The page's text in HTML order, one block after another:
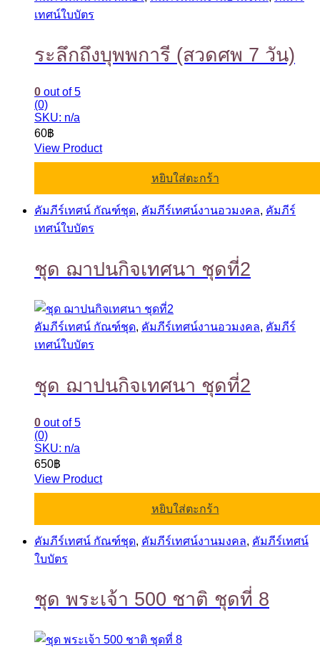
เทศน์ใบบัตร
ระลึกถึงบุพพการี (สวดศพ 7 วัน)
0 out of 5
(0)
SKU: n/a
60฿
View Product
หยิบใส่ตะกร้า
คัมภีร์เทศน์ กัณฑ์ชุด, คัมภีร์เทศน์งานอวมงคล, คัมภีร์
เทศน์ใบบัตร
ชุด ฌาปนกิจเทศนา ชุดที่2
คัมภีร์เทศน์ กัณฑ์ชุด, คัมภีร์เทศน์งานอวมงคล, คัมภีร์
เทศน์ใบบัตร
ชุด ฌาปนกิจเทศนา ชุดที่2
0 out of 5
(0)
SKU: n/a
650฿
View Product
หยิบใส่ตะกร้า
คัมภีร์เทศน์ กัณฑ์ชุด, คัมภีร์เทศน์งานมงคล, คัมภีร์เทศน์
ใบบัตร
ชุด พระเจ้า 500 ชาติ ชุดที่ 8